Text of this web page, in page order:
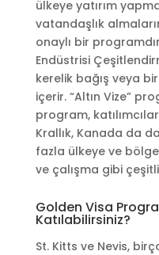
ülkeye yatırım
vatandaşlık
onaylı bir
Endüstrisi
kerelik bağış veya bir
içerir. “Altın Vize”
program,
Krallık, Kanada da
fazla ülkeye ve
ve çalışma gibi
Golden Visa
Katılabilirsiniz?
St. Kitts ve Nevis,